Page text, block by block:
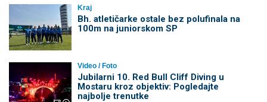
Kraj
Bh. atletičarke ostale bez polufinala na
100m na juniorskom SP
Video / Foto
Jubilarni 10. Red Bull Cliff Diving u
Mostaru kroz objektiv: Pogledajte
najbolje trenutke